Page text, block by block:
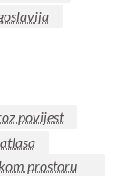
povijest
prostoru